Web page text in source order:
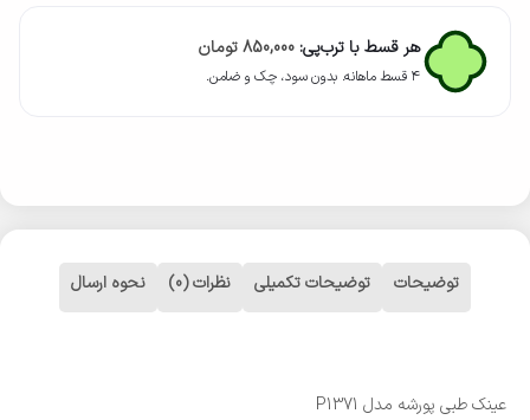
هر قسط با ترب‌پی: 850,000تومان
۴ قسط ماهانه. بدون سود، چک و ضامن.
توضیحات توضیحات تکمیلی نظرات (0) نحوه ارسال
عینک طبی پورشه مدل P1371